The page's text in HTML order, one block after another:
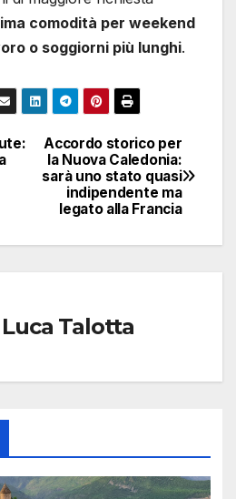
comodità per weekend
o soggiorni più lunghi.
Accordo storico per
la Nuova Caledonia:
sarà uno stato quasi
indipendente ma
legato alla Francia
Luca Talotta